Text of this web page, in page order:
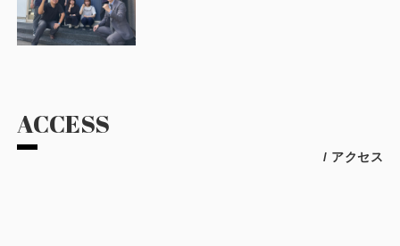
ACCESS
/ アクセス